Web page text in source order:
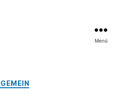
Menü
Kategorien